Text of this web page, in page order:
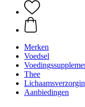
Merken
Voedsel
Thee
Aanbiedingen